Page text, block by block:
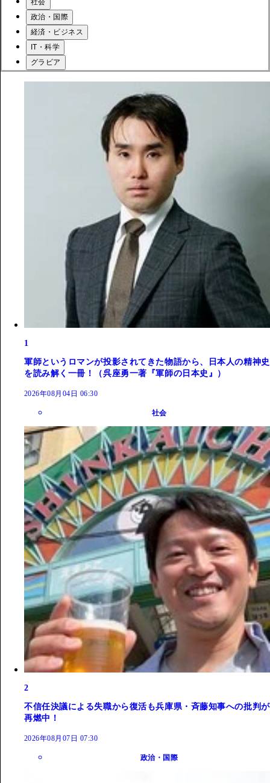
社会
政治・国際
経済・ビジネス
IT・科学
グラビア
1
軍師というロマンが投影されてきた物語から、日本人の精神史
を読み解く一冊！（呉座勇一著『軍師の日本史』）
2026年08月04日 06:30
社会
2
不信任決議による失職から復活も兵庫県・斉藤知事への批判が
再燃中！
2026年08月07日 07:30
政治・国際